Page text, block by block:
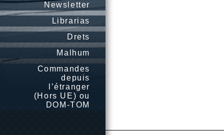
Newsletter
Librarias
Drets
Malhum
Commandes
depuis
l’étranger
(Hors UE) ou
DOM-TOM